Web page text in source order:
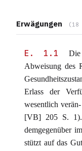
Erwägungen (18
E. 1.1
Die
Abweisung des
Erlass der
wesentlich
[VB] 205 S. 1).
demgegenüber
stützt auf das